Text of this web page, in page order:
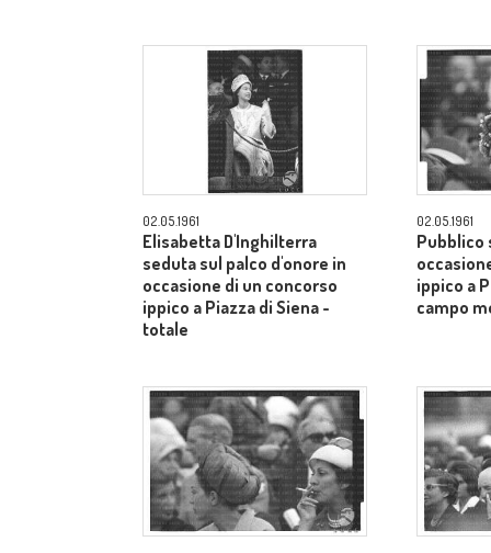
02.05.1961
Elisabetta D'Inghilterra
seduta sul palco d'onore in
occasione di un concorso
ippico a Piazza di Siena -
totale
02.05.1961
Pubblico
ippico a
campo